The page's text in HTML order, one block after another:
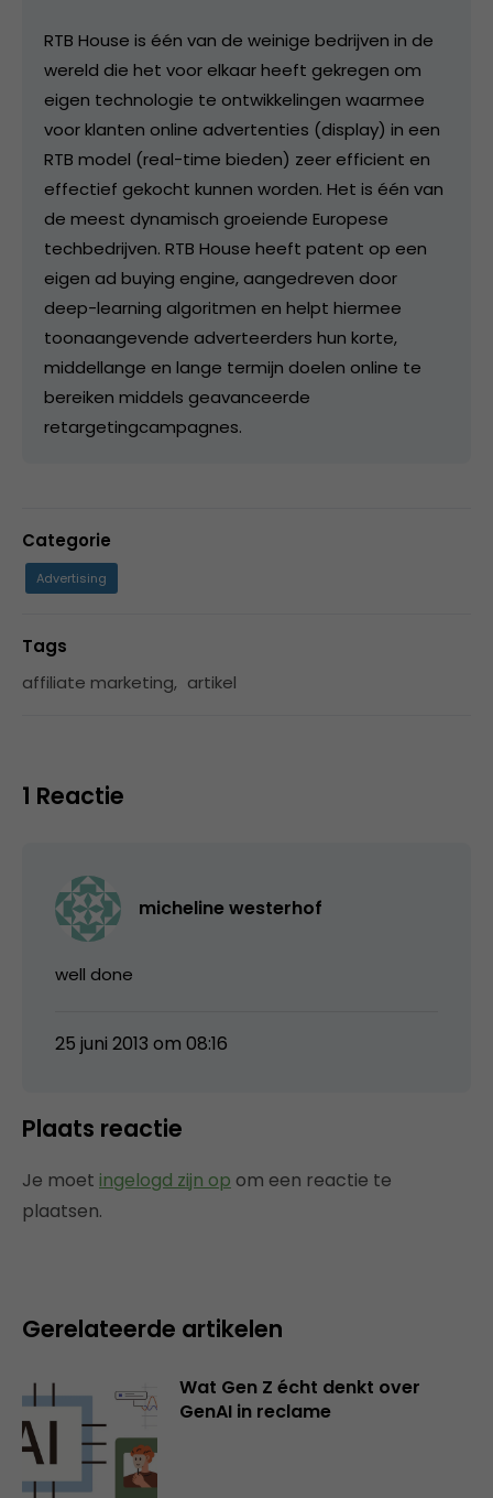
RTB House is één van de weinige bedrijven in de
wereld die het voor elkaar heeft gekregen om
eigen technologie te ontwikkelingen waarmee
voor klanten online advertenties (display) in een
RTB model (real-time bieden) zeer efficient en
effectief gekocht kunnen worden. Het is één van
de meest dynamisch groeiende Europese
techbedrijven. RTB House heeft patent op een
eigen ad buying engine, aangedreven door
deep-learning algoritmen en helpt hiermee
toonaangevende adverteerders hun korte,
middellange en lange termijn doelen online te
bereiken middels geavanceerde
retargetingcampagnes.
Categorie
Advertising
Tags
affiliate marketing, artikel
1 Reactie
micheline westerhof
well done
25 juni 2013 om 08:16
Plaats reactie
Je moet ingelogd zijn op om een reactie te
plaatsen.
Gerelateerde artikelen
Wat Gen Z écht denkt over
GenAI in reclame